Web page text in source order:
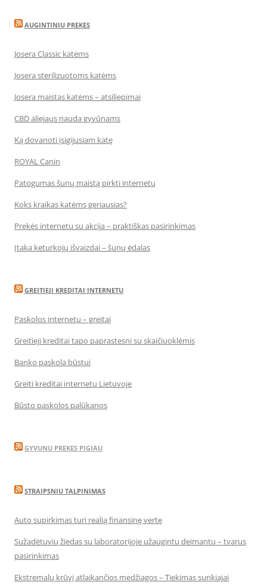
AUGINTINIU PREKES
Josera Classic katėms
Josera sterilizuotoms katėms
Josera maistas katėms – atsiliepimai
CBD aliejaus nauda gyvūnams
Ką dovanoti įsigijusiam katę
ROYAL Canin
Patogumas šunų maistą pirkti internetu
Koks kraikas katėms geriausias?
Prekės internetu su akcija – praktiškas pasirinkimas
Įtaka keturkojų išvaizdai – šunų ėdalas
GREITIEJI KREDITAI INTERNETU
Paskolos internetu – greitai
Greitieji kreditai tapo paprastesni su skaičiuoklėmis
Banko paskola būstui
Greiti kreditai internetu Lietuvoje
Būsto paskolos palūkanos
GYVUNU PREKES PIGIAU
STRAIPSNIU TALPINIMAS
Auto supirkimas turi realią finansinę vertę
Sužadėtuvių žiedas su laboratorijoje užaugintu deimantu – tvarus
pasirinkimas
Ekstremalų krūvį atlaikančios medžiagos – Tiekimas sunkiajai